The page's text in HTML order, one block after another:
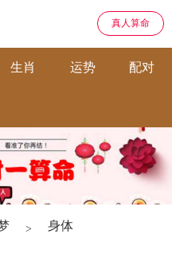
真人算命
生肖 运势 配对
> 身体